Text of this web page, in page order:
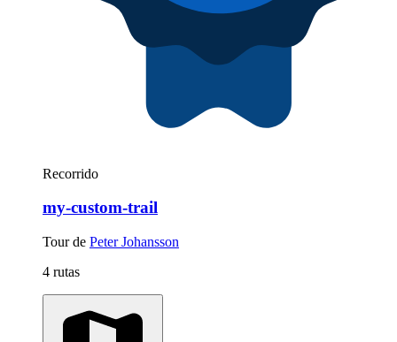
Recorrido
my-custom-trail
Tour de Peter Johansson
4 rutas